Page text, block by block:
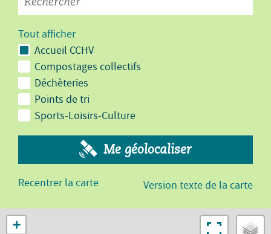
Tout afficher
Accueil CCHV
Compostages collectifs
Déchèteries
Points de tri
Sports-Loisirs-Culture
Me géolocaliser
Recentrer la carte Version texte de la carte
+